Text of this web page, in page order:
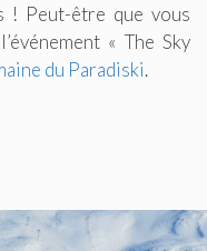
! Peut-être que vous
« The Sky
du Paradiski.